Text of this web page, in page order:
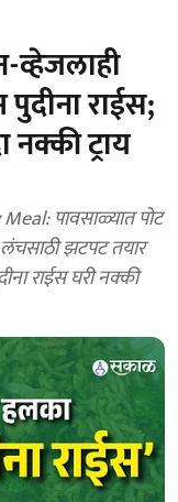
व्हेजलाही
राईस;
ट्राय
पावसाळ्यात पोट
झटपट तयार
राईस घरी नक्की